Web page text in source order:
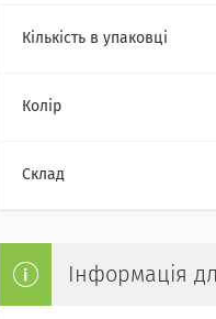
Кількість в упаковці
Колір
Склад
Інформація